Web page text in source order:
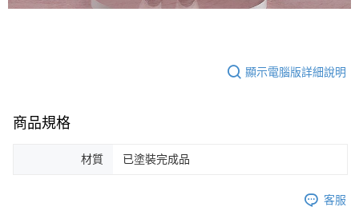
顯示電腦版詳細說明
商品規格
材質 已塗裝完成品
客服